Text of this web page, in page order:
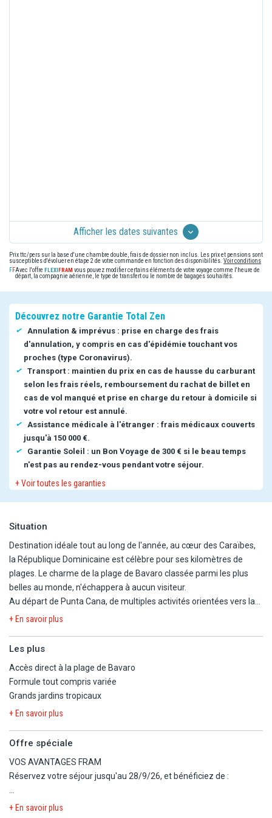
Afficher les dates suivantes
Prix ttc/pers sur la base d'une chambre double, frais de dossier non inclus. Les prix et pensions sont
susceptibles d'évoluer en étape 2 de votre commande en fonction des disponibilités. Voir conditions
Avec l'offre
vous pouvez modifier certains éléments de votre voyage comme l'heure de
départ, la compagnie aérienne, le type de transfert ou le nombre de bagages souhaités.
Découvrez notre Garantie Total Zen
Annulation & imprévus : prise en charge des frais
d'annulation, y compris en cas d'épidémie touchant vos
proches (type Coronavirus).
Transport : maintien du prix en cas de hausse du carburant
selon les frais réels, remboursement du rachat de billet en
cas de vol manqué et prise en charge du retour à domicile si
votre vol retour est annulé.
Assistance médicale à l'étranger : frais médicaux couverts
jusqu'à 150 000 €.
Garantie Soleil : un Bon Voyage de 300 € si le beau temps
n'est pas au rendez-vous pendant votre séjour.
+ Voir toutes les garanties
Situation
Destination idéale tout au long de l'année, au cœur des Caraïbes,
la République Dominicaine est célèbre pour ses kilomètres de
plages. Le charme de la plage de Bavaro classée parmi les plus
belles au monde, n'échappera à aucun visiteur.
Au départ de Punta Cana, de multiples activités orientées vers la
mer s'offriront à vous, comme la plongée et bien d'autres sports
plages de rêve. Explorez l'arrière-pays et ses paysages verdoyants
nombreuses activités vous y attendent : découverte de la faune et
la flore et bien d'autres.
Réservez votre séjour à l'hôtel Iberostar Waves Dominicana 5*
bord de mer, offrant un cadre convivial et élégant au cœur d'un
réparties dans de charmants bâtiments colorés entourés de
+ En savoir plus
Les plus
Accès direct à la plage de Bavaro
Formule tout compris variée
Grands jardins tropicaux
+ En savoir plus
Offre spéciale
VOS AVANTAGES FRAM
Réservez votre séjour jusqu'au 28/9/26, et bénéficiez de :
- 20 % de réduction sur votre hébergement du 5/8/26 au 8/8/26.
+ En savoir plus